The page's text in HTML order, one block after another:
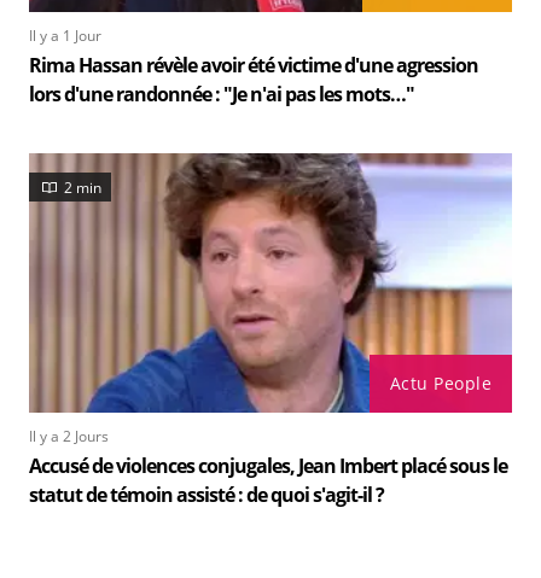
Il y a 1 Jour
Rima Hassan révèle avoir été victime d'une agression
lors d'une randonnée : "Je n'ai pas les mots…"
Actu People
2 min
Il y a 2 Jours
Accusé de violences conjugales, Jean Imbert placé sous le
statut de témoin assisté : de quoi s'agit-il ?